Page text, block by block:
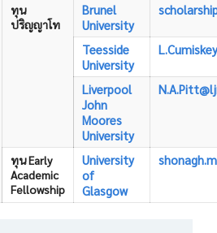
ทุน
ปริญญาโท
Brunel
University
Teesside
University
Liverpool
John
Moores
University
ทุน Early
Academic
Fellowship
University
of
Glasgow